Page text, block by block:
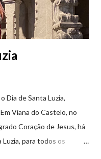
Dia de Santa Luzia,
Viana do Castelo, no
Coração de Jesus, há
para todos os